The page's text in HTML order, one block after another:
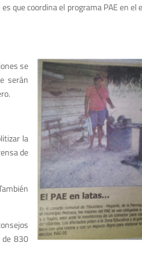
que coordina el programa PAE en el
se
serán
la
de
de 830